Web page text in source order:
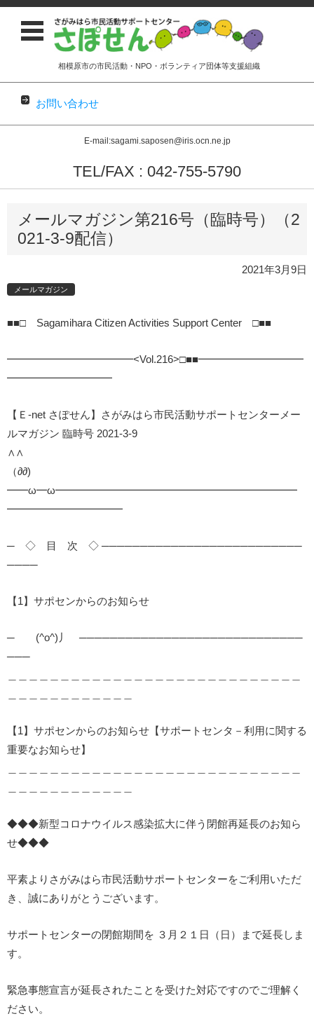
相模原市の市民活動・NPO・ボランティア団体等支援組織
お問い合わせ
E-mail:sagami.saposen@iris.ocn.ne.jp
TEL/FAX : 042-755-5790
コンテンツに移動
メールマガジン第216号（臨時号）（2
021-3-9配信）
2021年3月9日
メールマガジン
■■□ Sagamihara Citizen Activities Support Center □■■
━━━━━━━━━━━━<Vol.216>□■■━━━━━━━━━━
━━━━━━━━━━
【Ｅ-net さぽせん】さがみはら市民活動サポートセンターメー
ルマガジン 臨時号 2021-3-9
∧∧
（∂∂)
━━ω━ω━━━━━━━━━━━━━━━━━━━━━━━
━━━━━━━━━━━
─ ◇ 目 次 ◇ ──────────────────────────
────
【1】サポセンからのお知らせ
─ (^o^)丿 ─────────────────────────────
───
【1】サポセンからのお知らせ【サポートセンタ－利用に関する
重要なお知らせ】
◆◆◆新型コロナウイルス感染拡大に伴う閉館再延長のお知ら
せ◆◆◆
平素よりさがみはら市民活動サポートセンターをご利用いただ
き、誠にありがとうございます。
サポートセンターの閉館期間を ３月２１日（日）まで延長しま
す。
緊急事態宣言が延長されたことを受けた対応ですのでご理解く
ださい。